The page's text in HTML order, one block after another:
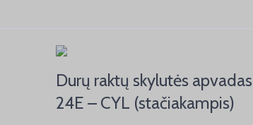
Durų raktų skylutės apvadas
24E – CYL (stačiakampis)